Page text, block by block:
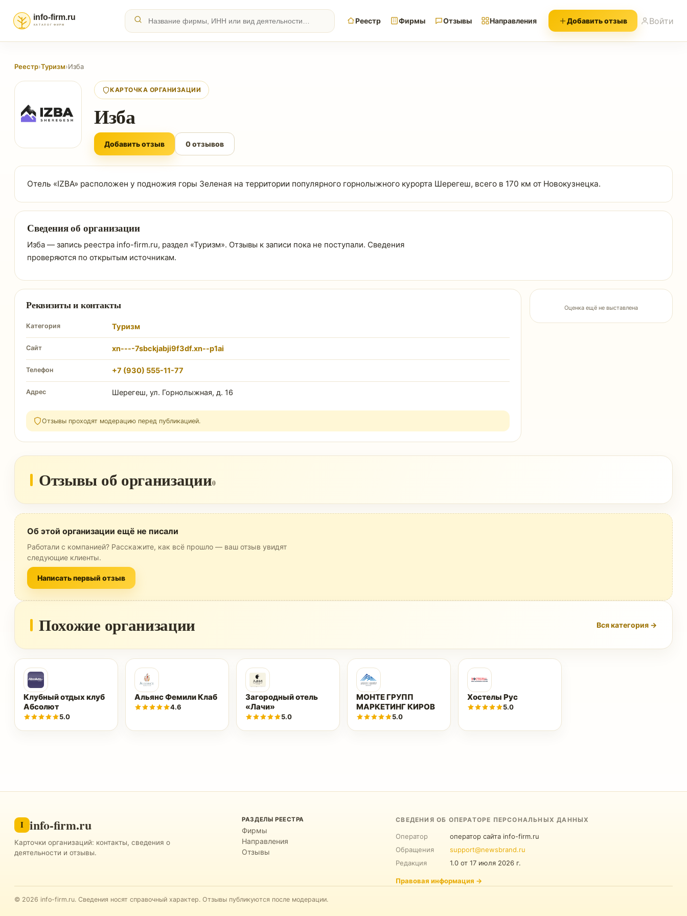
Реестр Фирмы Отзывы Направления Добавить отзыв Войти
Реестр›Туризм›Изба
КАРТОЧКА ОРГАНИЗАЦИИ
Изба
Добавить отзыв 0 отзывов
Отель «IZBA» расположен у подножия горы Зеленая на территории популярного горнолыжного курорта Шерегеш, всего в 170 км от Новокузнецка.
Сведения об организации
Изба — запись реестра info-firm.ru, раздел «Туризм». Отзывы к записи пока не поступали. Сведения
проверяются по открытым источникам.
Реквизиты и контакты
Категория Туризм
Сайт xn----7sbckjabji9f3df.xn--p1ai
Телефон +7 (930) 555-11-77
Адрес Шерегеш, ул. Горнолыжная, д. 16
Отзывы проходят модерацию перед публикацией.
Оценка ещё не выставлена
Отзывы об организации0
Об этой организации ещё не писали
Работали с компанией? Расскажите, как всё прошло — ваш отзыв увидят
следующие клиенты.
Написать первый отзыв
Похожие организации Вся категория →
Клубный отдых клуб
Абсолют
5.0
Альянс Фемили Клаб
4.6
Загородный отель
«Лачи»
5.0
МОНТЕ ГРУПП
МАРКЕТИНГ КИРОВ
5.0
Хостелы Рус
5.0
I info-firm.ru
Карточки организаций: контакты, сведения о
деятельности и отзывы.
РАЗДЕЛЫ РЕЕСТРА
Фирмы
Направления
Отзывы
СВЕДЕНИЯ ОБ ОПЕРАТОРЕ ПЕРСОНАЛЬНЫХ ДАННЫХ
Оператор
оператор сайта info-firm.ru
Обращения
support@newsbrand.ru
Редакция
1.0 от17 июля 2026 г.
Правовая информация →
© 2026 info-firm.ru. Сведения носят справочный характер. Отзывы публикуются после модерации.